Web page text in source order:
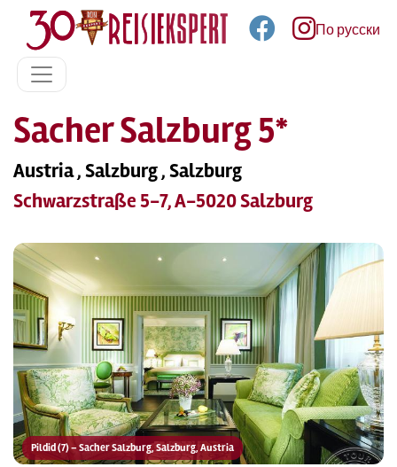
По русски
Sacher Salzburg 5*
Austria , Salzburg , Salzburg
Schwarzstraße 5-7, A-5020 Salzburg
Pildid (7) – Sacher Salzburg, Salzburg, Austria